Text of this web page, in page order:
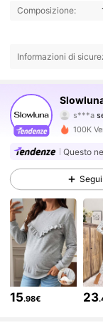
Composizione:
Informazioni di
s***a
s***i
4.63
4.63
4.63
4.63
100K
Questo
Segui
15.98€ 23